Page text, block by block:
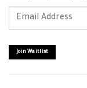
your
join
the
Join Waitlist